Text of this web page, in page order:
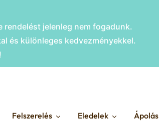
rendelést jelenleg nem fogadunk.
és különleges kedvezményekkel.
Felszerelés Eledelek Ápolás